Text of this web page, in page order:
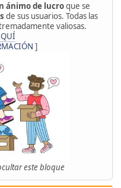
ánimo de lucroque se
de sus usuarios. Todas las
valiosas.
]
este bloque